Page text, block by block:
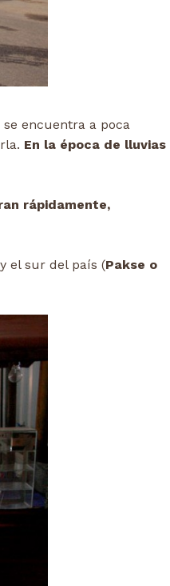
se encuentra a poca
En la época de lluvias
rápidamente,
y el sur del país (Pakse o